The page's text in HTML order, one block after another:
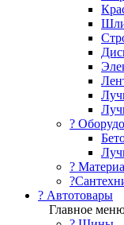
?️
?
? Автотовары
Главное